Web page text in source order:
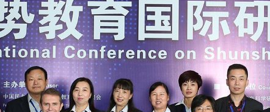
联系我们
Cantact us